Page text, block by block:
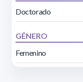
Doctorado
GÉNERO
Femenino